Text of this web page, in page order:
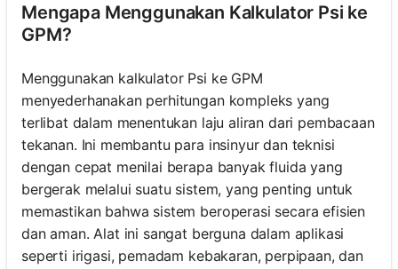
Mengapa Menggunakan Kalkulator Psi ke
GPM?
Menggunakan kalkulator Psi ke GPM
menyederhanakan perhitungan kompleks yang
terlibat dalam menentukan laju aliran dari pembacaan
tekanan. Ini membantu para insinyur dan teknisi
dengan cepat menilai berapa banyak fluida yang
bergerak melalui suatu sistem, yang penting untuk
memastikan bahwa sistem beroperasi secara efisien
dan aman. Alat ini sangat berguna dalam aplikasi
seperti irigasi, pemadam kebakaran, perpipaan, dan